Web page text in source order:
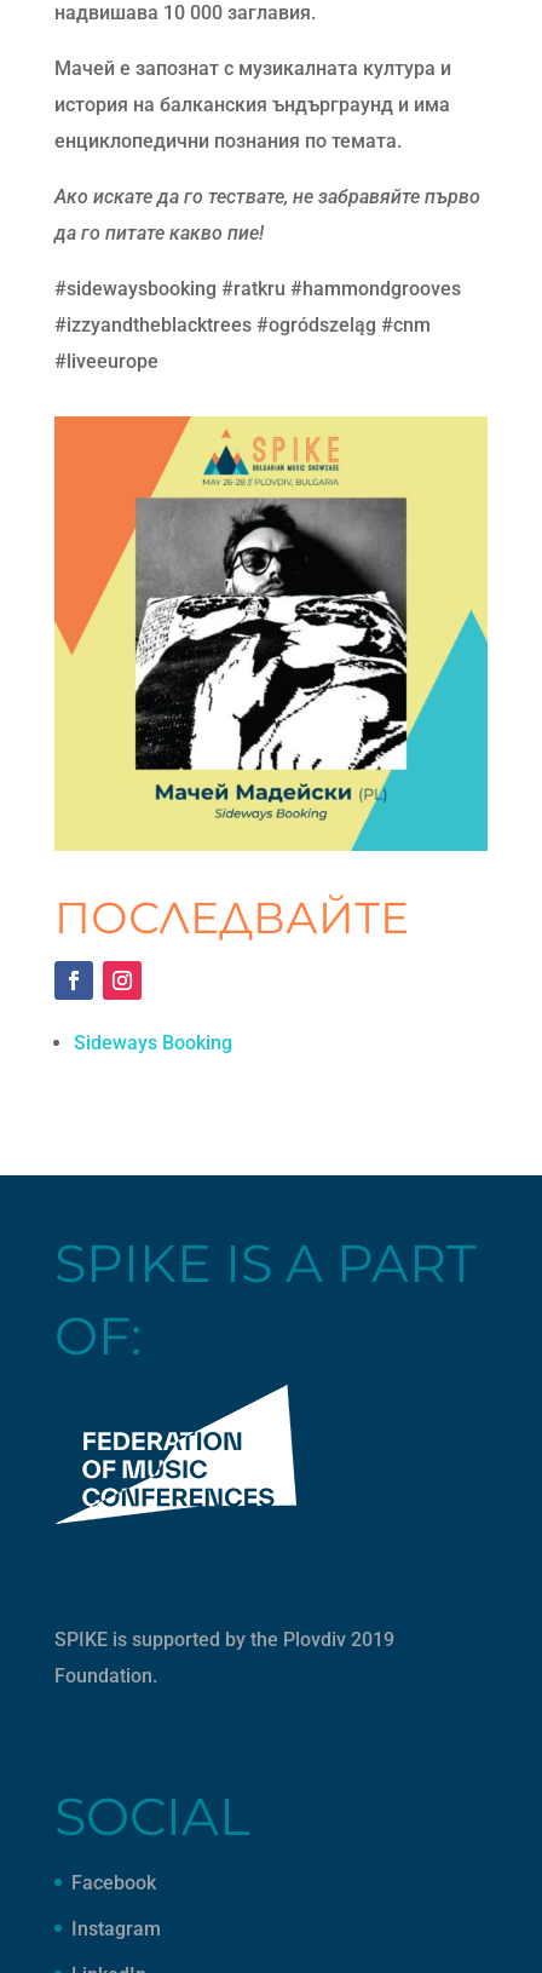
надвишава 10 000 заглавия.
Мачей е запознат с музикалната култура и
история на балканския ъндърграунд и има
енциклопедични познания по темата.
Ако искате да го тествате, не забравяйте първо
да го питате какво пие!
#sidewaysbooking #ratkru #hammondgrooves
#izzyandtheblacktrees #ogródszeląg #cnm
#liveeurope
ПОСЛЕДВАЙТЕ
Sideways Booking
SPIKE IS A PART
OF:
SPIKE is supported by the Plovdiv 2019
Foundation.
SOCIAL
Facebook
Instagram